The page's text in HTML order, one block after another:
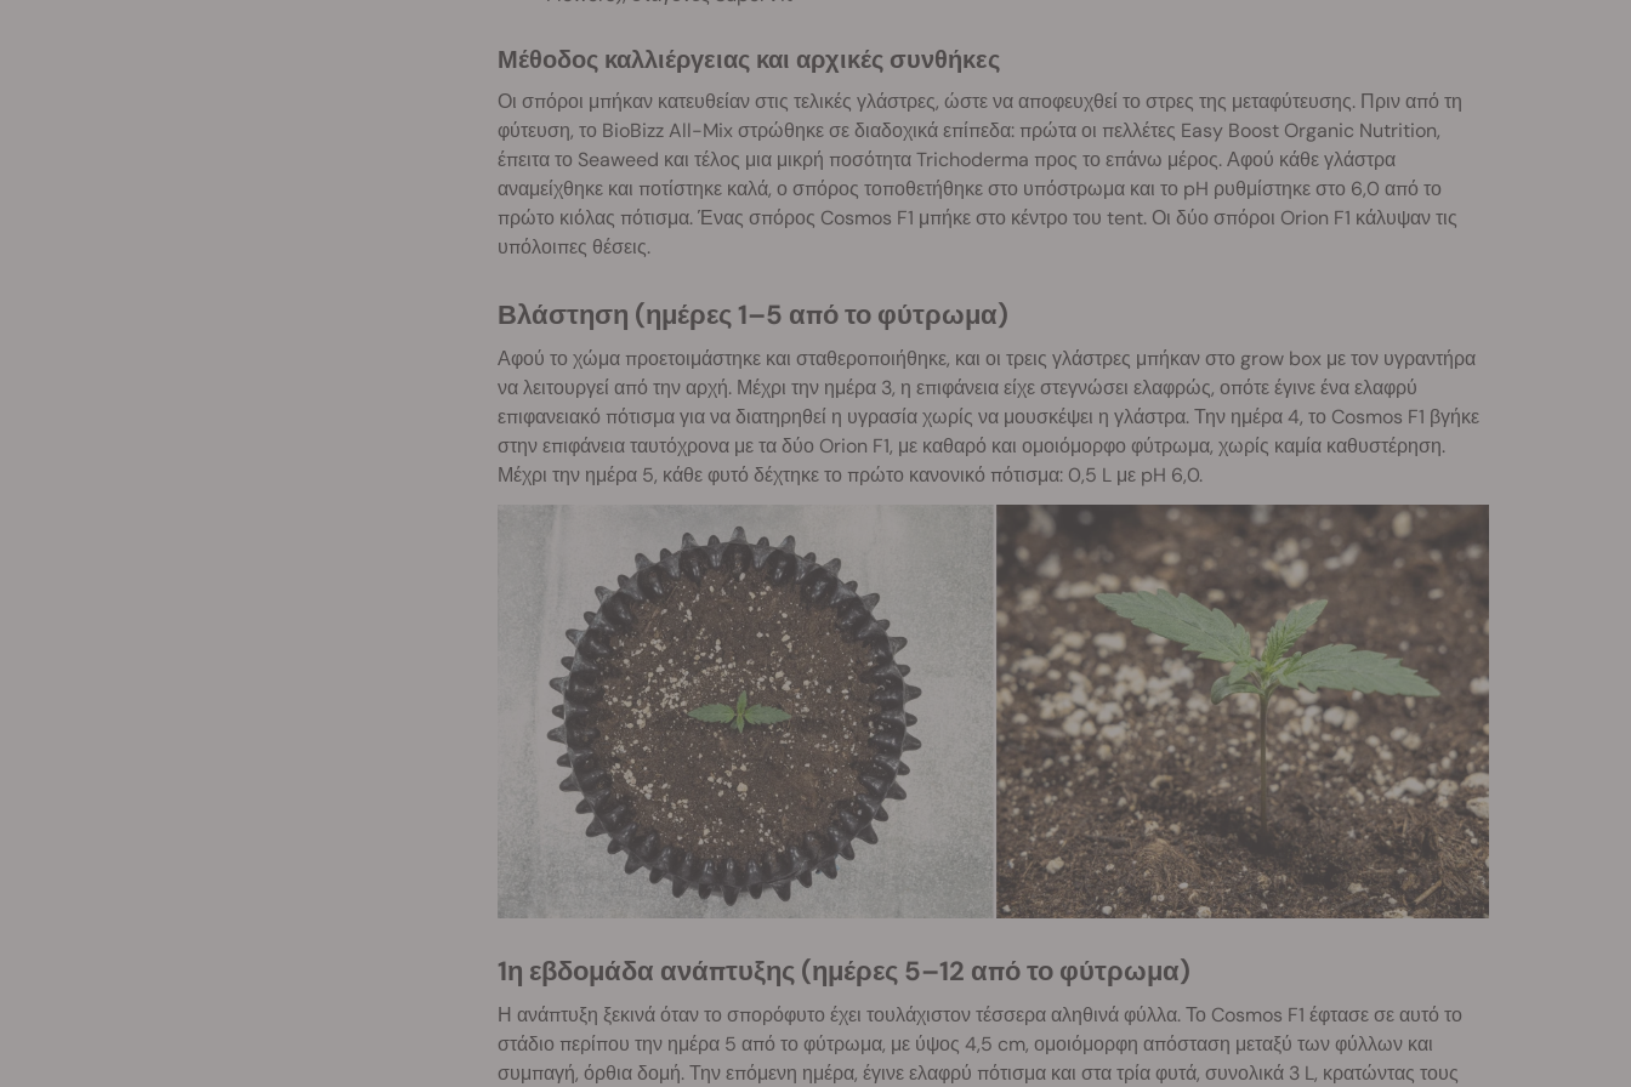
Μέθοδος καλλιέργειας και αρχικές συνθήκες
Οι σπόροι μπήκαν κατευθείαν στις τελικές γλάστρες, ώστε να αποφευχθεί το στρες της μεταφύτευσης. Πριν από τη
φύτευση, το BioBizz All-Mix στρώθηκε σε διαδοχικά επίπεδα: πρώτα οι πελλέτες Easy Boost Organic Nutrition,
έπειτα το Seaweed και τέλος μια μικρή ποσότητα Trichoderma προς το επάνω μέρος. Αφού κάθε γλάστρα
αναμείχθηκε και ποτίστηκε καλά, ο σπόρος τοποθετήθηκε στο υπόστρωμα και το pH ρυθμίστηκε στο 6,0 από το
πρώτο κιόλας πότισμα. Ένας σπόρος Cosmos F1 μπήκε στο κέντρο του tent. Οι δύο σπόροι Orion F1 κάλυψαν τις
υπόλοιπες θέσεις.
Βλάστηση (ημέρες 1–5 από το φύτρωμα)
Αφού το χώμα προετοιμάστηκε και σταθεροποιήθηκε, και οι τρεις γλάστρες μπήκαν στο grow box με τον υγραντήρα
να λειτουργεί από την αρχή. Μέχρι την ημέρα 3, η επιφάνεια είχε στεγνώσει ελαφρώς, οπότε έγινε ένα ελαφρύ
επιφανειακό πότισμα για να διατηρηθεί η υγρασία χωρίς να μουσκέψει η γλάστρα. Την ημέρα 4, το Cosmos F1 βγήκε
στην επιφάνεια ταυτόχρονα με τα δύο Orion F1, με καθαρό και ομοιόμορφο φύτρωμα, χωρίς καμία καθυστέρηση.
Μέχρι την ημέρα 5, κάθε φυτό δέχτηκε το πρώτο κανονικό πότισμα: 0,5 L με pH 6,0.
1η εβδομάδα ανάπτυξης (ημέρες 5–12 από το φύτρωμα)
Η ανάπτυξη ξεκινά όταν το σπορόφυτο έχει τουλάχιστον τέσσερα αληθινά φύλλα. Το Cosmos F1 έφτασε σε αυτό το
στάδιο περίπου την ημέρα 5 από το φύτρωμα, με ύψος 4,5 cm, ομοιόμορφη απόσταση μεταξύ των φύλλων και
συμπαγή, όρθια δομή. Την επόμενη ημέρα, έγινε ελαφρύ πότισμα και στα τρία φυτά, συνολικά 3 L, κρατώντας τους